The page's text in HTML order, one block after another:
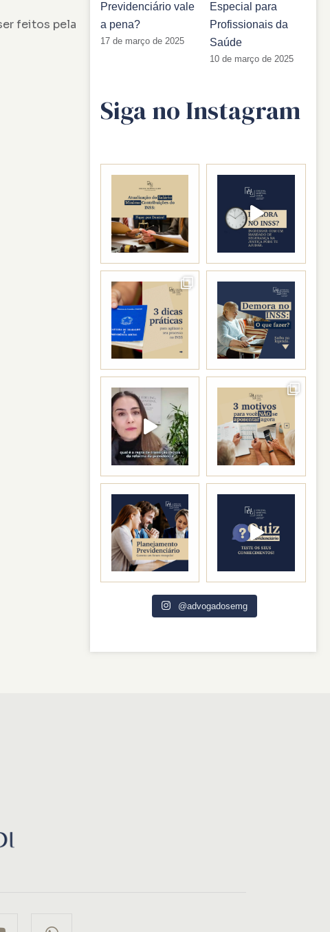
feitos pela
Previdenciário vale
a pena?
17 de março de 2025
Especial para
Profissionais da
Saúde
10 de março de 2025
Siga no Instagram
@advogadosemg